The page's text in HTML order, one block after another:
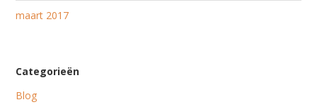
maart 2017
Categorieën
Blog